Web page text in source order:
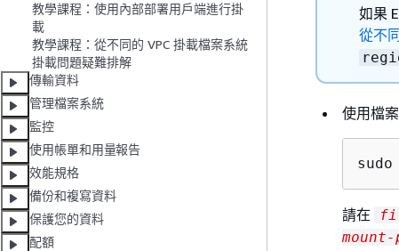
教學課程：使用內部部署用戶端進行掛
載
教學課程：從不同的 VPC 掛載檔案系統
掛載問題疑難排解
傳輸資料
管理檔案系統
監控
使用帳單和用量報告
效能規格
備份和複寫資料
保護您的資料
配額
如果
從不
使用檔
請在